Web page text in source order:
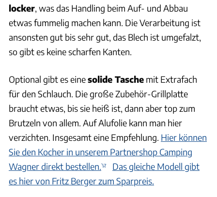
locker, was das Handling beim Auf- und Abbau
etwas fummelig machen kann. Die Verarbeitung ist
ansonsten gut bis sehr gut, das Blech ist umgefalzt,
so gibt es keine scharfen Kanten.
Optional gibt es einesolide Tasche mit Extrafach
für den Schlauch. Die große Zubehör-Grillplatte
braucht etwas, bis sie heiß ist, dann aber top zum
Brutzeln von allem. Auf Alufolie kann man hier
verzichten. Insgesamt eine Empfehlung. Hier können
Sie den Kocher in unserem Partnershop Camping
Wagner direkt bestellen.
Das gleiche Modell gibt
es hier von Fritz Berger zum Sparpreis.